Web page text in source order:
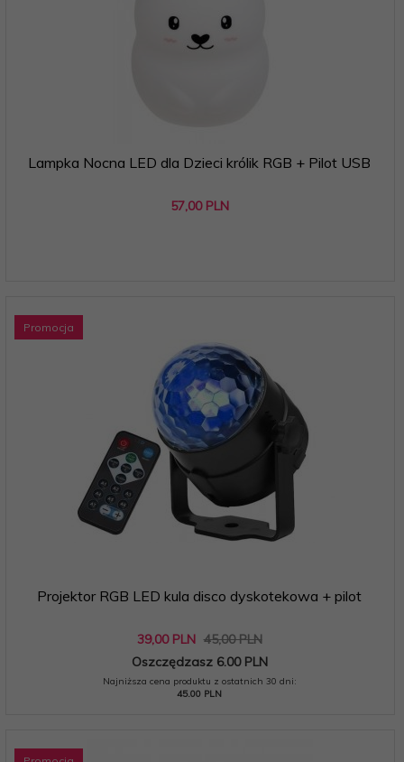
Lampka Nocna LED dla Dzieci królik RGB + Pilot USB
57,00 PLN
Promocja
Projektor RGB LED kula disco dyskotekowa + pilot
39,00 PLN 45,00 PLN
Oszczędzasz 6.00 PLN
Najniższa cena produktu z ostatnich 30 dni:
45.00 PLN